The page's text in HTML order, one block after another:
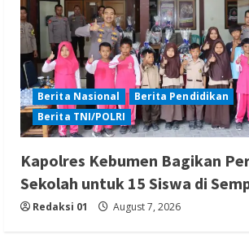
Berita Nasional
Berita Pendidikan
Berita TNI/POLRI
Kapolres Kebumen Bagikan
Sekolah untuk 15 Siswa di
Redaksi 01 August 7, 2026